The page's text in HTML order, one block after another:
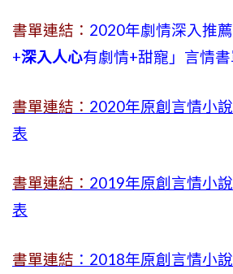
書單連結： 2020年劇情深入推
+深入人心有劇情+甜寵」言情
書單連結： 2020年原創言情小
表
書單連結： 2019年原創言情小
表
書單連結 ：2018年原創言情小